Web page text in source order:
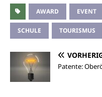
AWARD EVENT
SCHULE TOURISMUS
Patente: